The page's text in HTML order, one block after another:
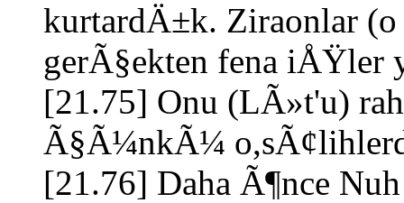
kurtardÄ±k. Ziraonlar
gerÃ§ekten fena
[21.75] Onu (LÃ»t'u)
Ã§Ã¼nkÃ¼
[21.76] Daha Ã¶nce